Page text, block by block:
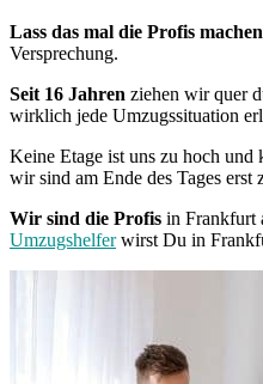
Lass das mal die Profis
Versprechung.
Seit 16 Jahren ziehen wir quer
wirklich jede Umzugssituation
Keine Etage ist uns zu hoch
wir sind am Ende des Tages
Wir sind die Profis in Frankfurt
Umzugshelferwirst Du in